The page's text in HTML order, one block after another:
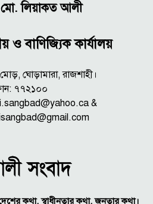
লিয়াকত আলী
ও বাণিজ্যিক কার্যালয়
মোড়, ঘোড়ামারা, রাজশাহী।
৭৭২১০০
&
কথা, স্বাধীনতার কথা, জনতার কথা।